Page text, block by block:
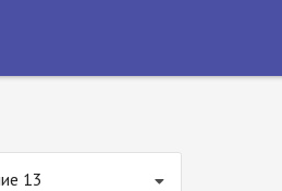
13